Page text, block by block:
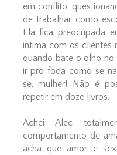
em conflito,
de trabalhar como
Ela fica preocupada
íntima com os clientes
quando bate o olho
ir pro foda como se
se, mulher! Não é
repetir em doze livros.
Achei Alec
comportamento de
acha que amor e